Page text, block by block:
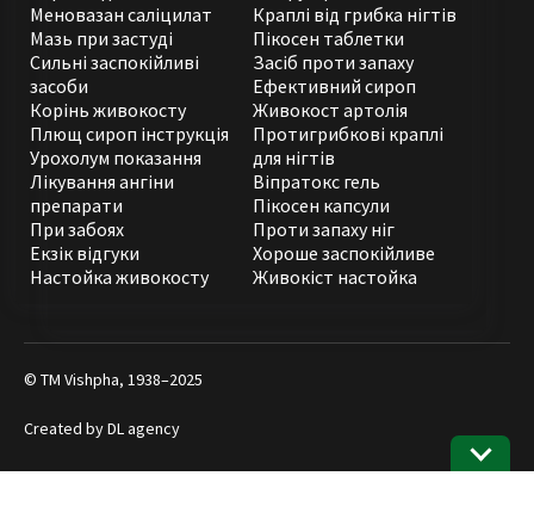
Меновазан саліцилат
Мазь при застуді
Сильні заспокійливі
засоби
Корінь живокосту
Краплі від грибка нігтів
Пікосен таблетки
Засіб проти запаху
Ефективний сироп
Живокост артолія
Плющ сироп інструкція
Урохолум показання
Лікування ангіни
препарати
При забоях
Екзік відгуки
Настойка живокосту
Протигрибкові краплі
для нігтів
Віпратокс гель
Пікосен капсули
Проти запаху ніг
Хороше заспокійливе
Живокіст настойка
© ТМ Vishpha, 1938–2025
Created byDL agency